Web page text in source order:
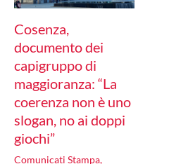
Cosenza,
documento dei
capigruppo di
maggioranza: “La
coerenza non è uno
slogan, no ai doppi
giochi”
Comunicati Stampa,